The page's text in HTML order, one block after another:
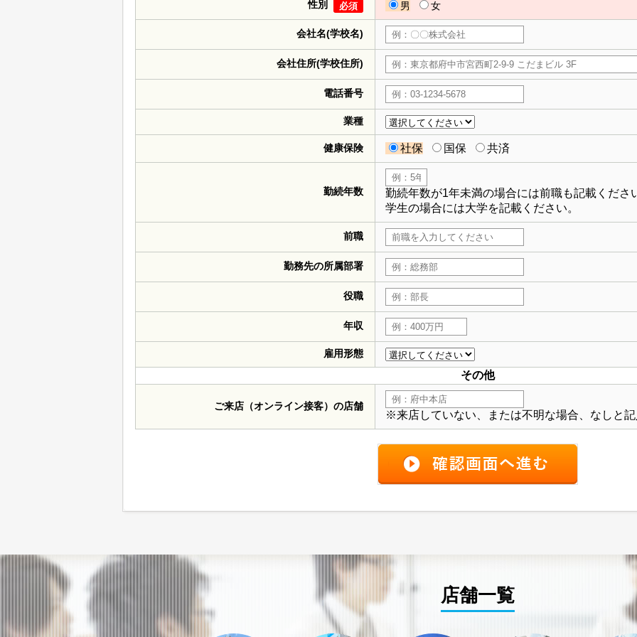
性別 必須 男 女
会社名(学校名)
会社住所(学校住所)
電話番号
業種
健康保険 社保 国保 共済
勤続年数
勤続年数が1年未満の場合には前職も記載くださ
学生の場合には大学を記載ください。
前職
勤務先の所属部署
役職
年収
雇用形態
その他
ご来店（オンライン接客）の店舗
※来店していない、または不明な場合、なしと
店舗一覧